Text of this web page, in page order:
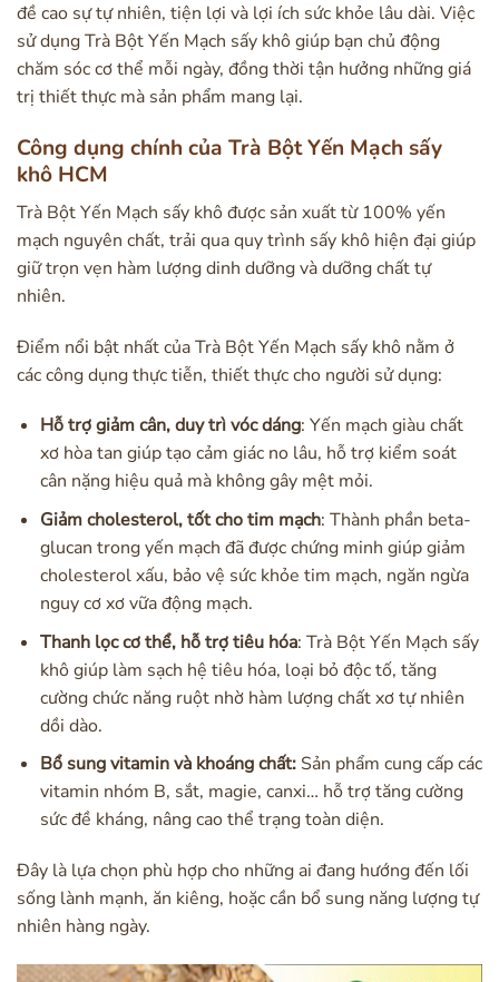
đề cao sự tự nhiên, tiện lợi và lợi ích sức khỏe lâu dài. Việc
sử dụng Trà Bột Yến Mạch sấy khô giúp bạn chủ động
chăm sóc cơ thể mỗi ngày, đồng thời tận hưởng những giá
trị thiết thực mà sản phẩm mang lại.
Công dụng chính của Trà Bột Yến Mạch sấy
khô HCM
Trà Bột Yến Mạch sấy khô được sản xuất từ 100% yến
mạch nguyên chất, trải qua quy trình sấy khô hiện đại giúp
giữ trọn vẹn hàm lượng dinh dưỡng và dưỡng chất tự
nhiên.
Điểm nổi bật nhất của Trà Bột Yến Mạch sấy khô nằm ở
các công dụng thực tiễn, thiết thực cho người sử dụng:
Hỗ trợ giảm cân, duy trì vóc dáng: Yến mạch giàu chất
xơ hòa tan giúp tạo cảm giác no lâu, hỗ trợ kiểm soát
cân nặng hiệu quả mà không gây mệt mỏi.
Giảm cholesterol, tốt cho tim mạch: Thành phần beta-
glucan trong yến mạch đã được chứng minh giúp giảm
cholesterol xấu, bảo vệ sức khỏe tim mạch, ngăn ngừa
nguy cơ xơ vữa động mạch.
Thanh lọc cơ thể, hỗ trợ tiêu hóa: Trà Bột Yến Mạch sấy
khô giúp làm sạch hệ tiêu hóa, loại bỏ độc tố, tăng
cường chức năng ruột nhờ hàm lượng chất xơ tự nhiên
dồi dào.
Bổ sung vitamin và khoáng chất:Sản phẩm cung cấp các
vitamin nhóm B, sắt, magie, canxi… hỗ trợ tăng cường
sức đề kháng, nâng cao thể trạng toàn diện.
Đây là lựa chọn phù hợp cho những ai đang hướng đến lối
sống lành mạnh, ăn kiêng, hoặc cần bổ sung năng lượng tự
nhiên hàng ngày.